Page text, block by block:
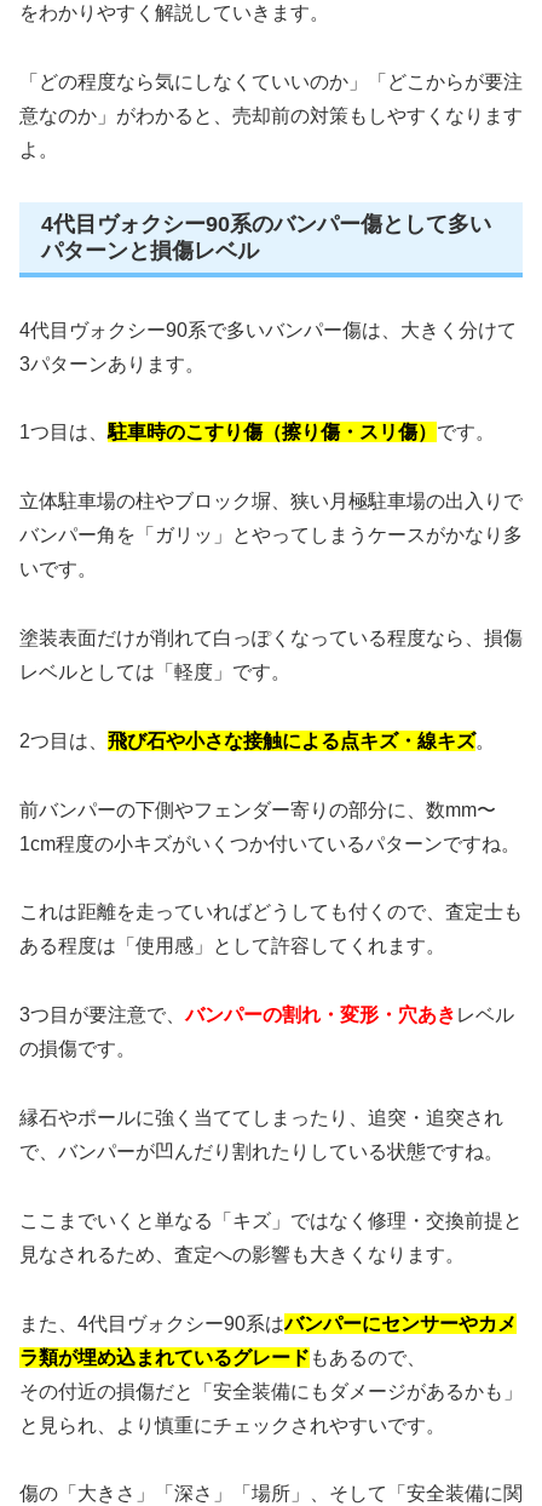
をわかりやすく解説していきます。
「どの程度なら気にしなくていいのか」「どこからが要注
意なのか」がわかると、売却前の対策もしやすくなります
よ。
4代目ヴォクシー90系のバンパー傷として多い
パターンと損傷レベル
4代目ヴォクシー90系で多いバンパー傷は、大きく分けて
3パターンあります。
1つ目は、 駐車時のこすり傷（擦り傷・スリ傷） です。
立体駐車場の柱やブロック塀、狭い月極駐車場の出入りで
バンパー角を「ガリッ」とやってしまうケースがかなり多
いです。
塗装表面だけが削れて白っぽくなっている程度なら、損傷
レベルとしては「軽度」です。
2つ目は、 飛び石や小さな接触による点キズ・線キズ。
前バンパーの下側やフェンダー寄りの部分に、数mm〜
1cm程度の小キズがいくつか付いているパターンですね。
これは距離を走っていればどうしても付くので、査定士も
ある程度は「使用感」として許容してくれます。
3つ目が要注意で、バンパーの割れ・変形・穴あき レベル
の損傷です。
縁石やポールに強く当ててしまったり、追突・追突され
で、バンパーが凹んだり割れたりしている状態ですね。
ここまでいくと単なる「キズ」ではなく修理・交換前提と
見なされるため、査定への影響も大きくなります。
また、4代目ヴォクシー90系はバンパーにセンサーやカメ
ラ類が埋め込まれているグレード もあるので、
その付近の損傷だと「安全装備にもダメージがあるかも」
と見られ、より慎重にチェックされやすいです。
傷の「大きさ」「深さ」「場所」、そして「安全装備に関